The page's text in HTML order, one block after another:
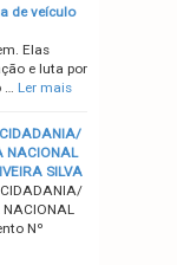
de veículo
Elas
e luta por
Ler mais
NACIONAL
SILVA
CIDADANIA/
Nº